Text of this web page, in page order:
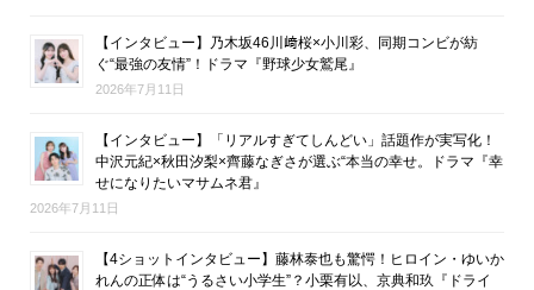
【インタビュー】乃木坂46川﨑桜×小川彩、同期コンビが紡
ぐ“最強の友情”！ドラマ『野球少女鷲尾』
2026年7月11日
【インタビュー】「リアルすぎてしんどい」話題作が実写化！
中沢元紀×秋田汐梨×齊藤なぎさが選ぶ“本当の幸せ。ドラマ『幸
せになりたいマサムネ君』
2026年7月11日
【4ショットインタビュー】藤林泰也も驚愕！ヒロイン・ゆいか
れんの正体は“うるさい小学生”？小栗有以、京典和玖『ドライ